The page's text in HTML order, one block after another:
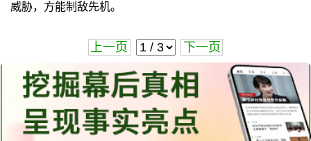
威胁，方能制敌先机。
上一页 下一页